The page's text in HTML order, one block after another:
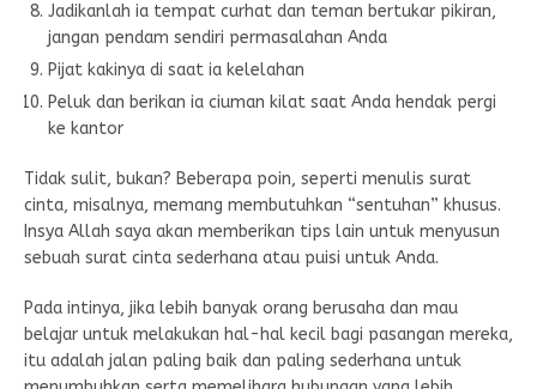
Jadikanlah ia tempat curhat dan teman bertukar pikiran,
jangan pendam sendiri permasalahan Anda
Pijat kakinya di saat ia kelelahan
Peluk dan berikan ia ciuman kilat saat Anda hendak pergi
ke kantor
Tidak sulit, bukan? Beberapa poin, seperti menulis surat
cinta, misalnya, memang membutuhkan “sentuhan” khusus.
Insya Allah saya akan memberikan tips lain untuk menyusun
sebuah surat cinta sederhana atau puisi untuk Anda.
Pada intinya, jika lebih banyak orang berusaha dan mau
belajar untuk melakukan hal-hal kecil bagi pasangan mereka,
itu adalah jalan paling baik dan paling sederhana untuk